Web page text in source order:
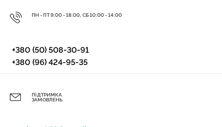
ПН - ПТ 9:00 - 18:00, СБ 10:00 - 14:00
+380 (50) 508-30-91
+380 (96) 424-95-35
ПІДТРИМКА
ЗАМОВЛЕНЬ